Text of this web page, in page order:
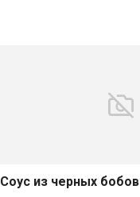
Соус из черных бобов